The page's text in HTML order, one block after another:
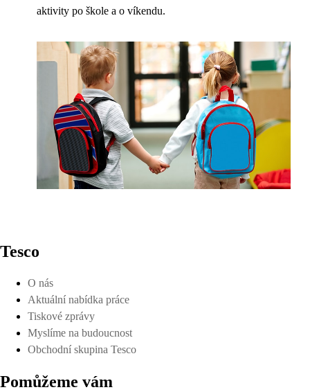
aktivity po škole a o víkendu.
Tesco
O nás
Aktuální nabídka práce
Tiskové zprávy
Myslíme na budoucnost
Obchodní skupina Tesco
Pomůžeme vám